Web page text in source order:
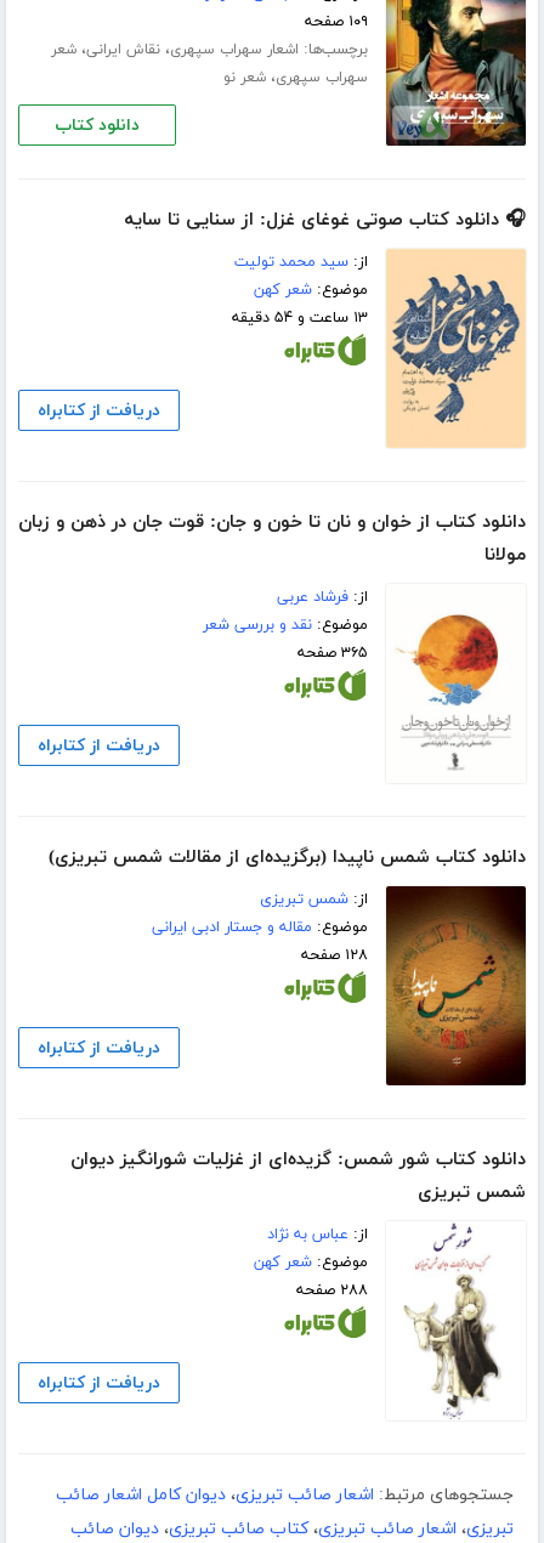
۱۰۹ صفحه
برچسب‌ها: اشعار سهراب سپهری،نقاش ایرانی،شعر
سهراب سپهری،شعر نو
دانلود کتاب
🎧 دانلود کتاب صوتی غوغای غزل: از سنایی تا سایه
از:سید محمد تولیت
موضوع:شعر کهن
۱۳ ساعت و ۵۴ دقیقه
دریافت از کتابراه
دانلود کتاب از خوان و نان تا خون و جان: قوت جان در ذهن و زبان
مولانا
از:فرشاد عربی
موضوع:نقد و بررسی شعر
۳۶۵ صفحه
دریافت از کتابراه
دانلود کتاب شمس ناپیدا (برگزیده‌ای از مقالات شمس تبریزی)
از:شمس تبریزی
موضوع: مقاله و جستار ادبی ایرانی
۱۲۸ صفحه
دریافت از کتابراه
دانلود کتاب شور شمس: گزیده‌ای از غزلیات شورانگیز دیوان
شمس تبریزی
از: عباس به نژاد
موضوع:شعر کهن
۲۸۸ صفحه
دریافت از کتابراه
جستجوهای مرتبط: اشعار صائب تبریزی، دیوان کامل اشعار صائب
تبریزی، اشعار صائب تبریزی،کتاب صائب تبریزی، دیوان صائب